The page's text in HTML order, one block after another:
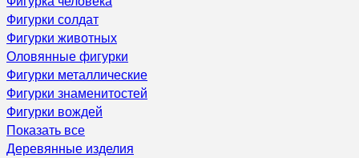
Фигурки солдат
Фигурки животных
Оловянные фигурки
Фигурки металлические
Фигурки знаменитостей
Фигурки вождей
Показать все
Деревянные изделия